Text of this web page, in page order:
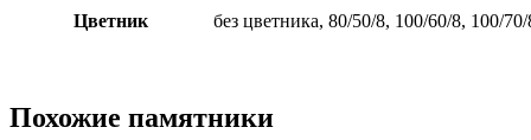
Цветник без цветника, 80/50/8, 100/60/8, 100/70/
Похожие памятники